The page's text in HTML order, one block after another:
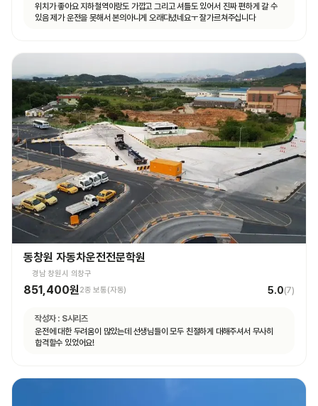
위치가 좋아요 지하철역이랑도 가깝고 그리고 셔틀도 있어서 진짜 편하게 갈 수
있음 제가 운전을 못해서 본의아니게 오래다녔네요ㅜ 잘가르쳐주십니다
동창원 자동차운전전문학원
경남 창원시 의창구
851,400원2종 보통(자동) 5.0(7)
작성자 : S시리즈
운전에 대한 두려움이 많았는데 선생님들이 모두 친절하게 대해주셔서 무사히
합격할수 있었어요!